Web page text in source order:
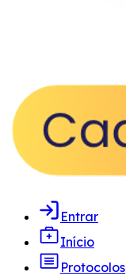
Entrar
Início
Protocolos